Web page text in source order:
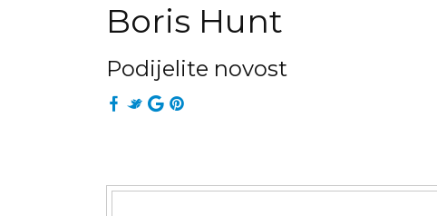
Boris Hunt
Podijelite novost